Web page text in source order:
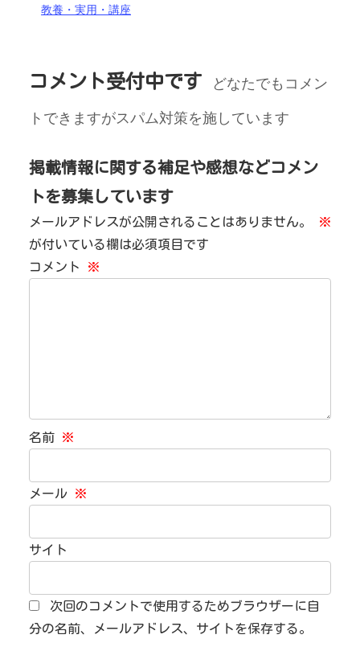
教養・実用・講座
コメント受付中です
どなたでもコメン
トできますがスパム対策を施しています
掲載情報に関する補足や感想などコメン
トを募集しています
メールアドレスが公開されることはありません。
※
が付いている欄は必須項目です
コメント
※
名前 ※
メール ※
サイト
次回のコメントで使用するためブラウザーに自
分の名前、メールアドレス、サイトを保存する。